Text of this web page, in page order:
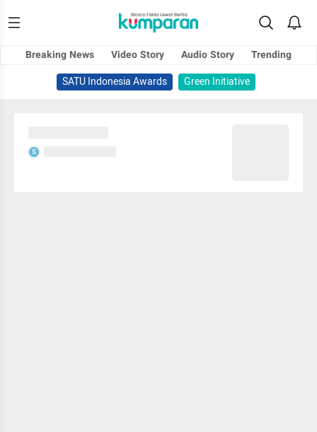
Breaking News Video Story Audio Story
Trending
SATU Indonesia Awards
Green Initiative
S